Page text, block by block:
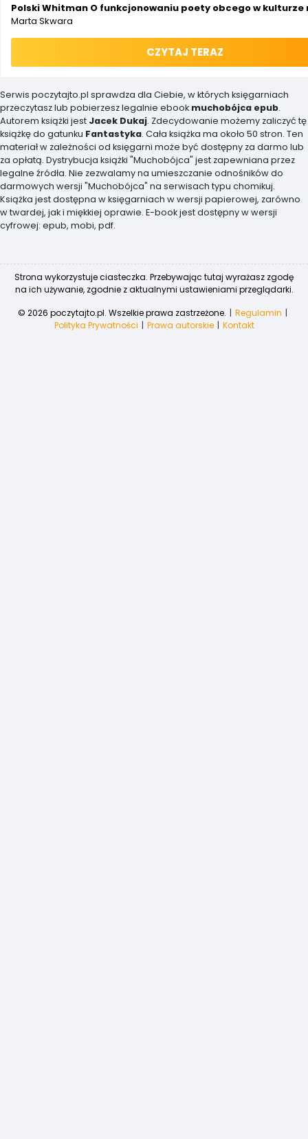
Polski Whitman O funkcjonowaniu poety obcego w kulturze
Marta Skwara
CZYTAJ TERAZ
Serwis poczytajto.pl sprawdza dla Ciebie, w których księgarniach
przeczytasz lub pobierzesz legalnie ebook muchobójca epub.
Autorem książki jest Jacek Dukaj. Zdecydowanie możemy zaliczyć tę
książkę do gatunku Fantastyka. Cała książka ma około 50 stron. Ten
materiał w zależności od księgarni może być dostępny za darmo lub
za opłatą. Dystrybucja książki "Muchobójca" jest zapewniana przez
legalne źródła. Nie zezwalamy na umieszczanie odnośników do
darmowych wersji "Muchobójca" na serwisach typu chomikuj.
Książka jest dostępna w księgarniach w wersji papierowej, zarówno
w twardej, jak i miękkiej oprawie. E-book jest dostępny w wersji
cyfrowej: epub, mobi, pdf.
Strona wykorzystuje ciasteczka. Przebywając tutaj wyrażasz zgodę
na ich używanie, zgodnie z aktualnymi ustawieniami przeglądarki.
© 2026 poczytajto.pl. Wszelkie prawa zastrzeżone.
Regulamin
Polityka Prywatności
Prawa autorskie Kontakt